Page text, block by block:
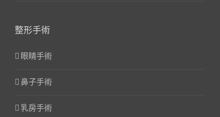
整形手術
眼睛手術
鼻子手術
乳房手術